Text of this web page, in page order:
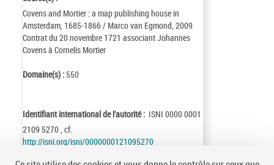
Covens and Mortier : a map publishing house in
Amsterdam, 1685-1866 / Marco van Egmond, 2009
Contrat du 20 novembre 1721 associant Johannes
Covens à Cornelis Mortier
Domaine(s) : 550
Identifiant international de l'autorité : ISNI 0000 0001
2109 5270 , cf.
http://isni.org/isni/0000000121095270